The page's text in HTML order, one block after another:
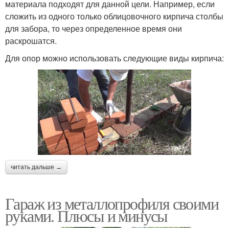
материала подходят для данной цели. Например, если
сложить из одного только облицовочного кирпича столбы
для забора, то через определенное время они
раскрошатся.
Для опор можно использовать следующие виды кирпича:
читать дальше →
Гараж из металлопрофиля своими
руками. Плюсы и минусы